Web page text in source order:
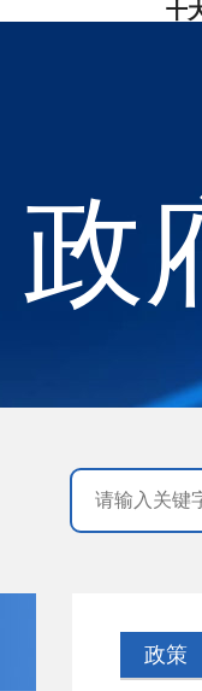
十
政
政策